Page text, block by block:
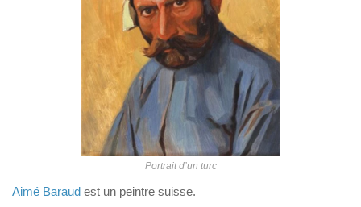
Portrait d’un turc
Aimé Baraud est un peintre suisse.